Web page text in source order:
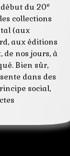
du 20e
collections
(aux
aux éditions
de nos jours, à
Bien sûr,
dans des
social,